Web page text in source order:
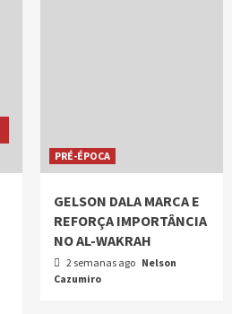
PRÉ-ÉPOCA
GELSON DALA MARCA E
REFORÇA IMPORTÂNCIA
NO AL-WAKRAH
2 semanas ago Nelson
Cazumiro